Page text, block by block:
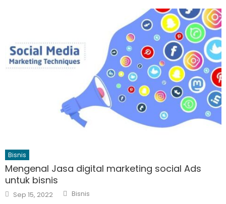
Bisnis
Mengenal Jasa digital marketing social Ads
untuk bisnis
Posted
on
Sep 15, 2022 Author
Bisnis